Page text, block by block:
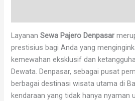
LayananSewa Pajero Denpasar
prestisius bagi Anda yang
kemewahan eksklusif dan
Dewata. Denpasar, sebagai pusat
berbagai destinasi wisata utama di
kendaraan yang tidak hanya nyaman